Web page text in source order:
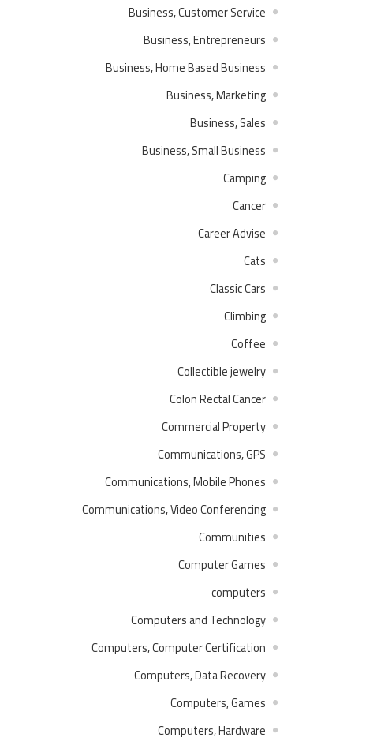
Business, Customer Service
Business, Entrepreneurs
Business, Home Based Business
Business, Marketing
Business, Sales
Business, Small Business
Camping
Cancer
Career Advise
Cats
Classic Cars
Climbing
Coffee
Collectible jewelry
Colon Rectal Cancer
Commercial Property
Communications, GPS
Communications, Mobile Phones
Communications, Video Conferencing
Communities
Computer Games
computers
Computers and Technology
Computers, Computer Certification
Computers, Data Recovery
Computers, Games
Computers, Hardware